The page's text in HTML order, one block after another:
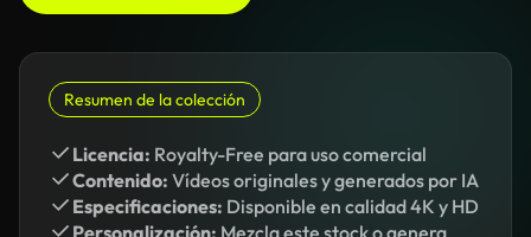
Resumen de la colección
Licencia: Royalty-Free para uso comercial
Contenido: Vídeos originales y generados por IA
Especificaciones: Disponible en calidad 4K y HD
Personalización: Mezcla este stock o genera